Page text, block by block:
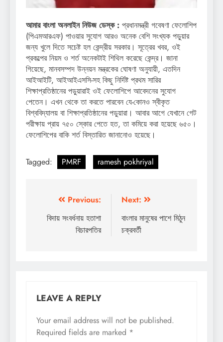
আমার বাংলা অনলাইন নিউজ ডেস্ক : প্রধানমন্ত্রী গবেষণা ফেলোশিপ
(পিএমআরএফ) পাওয়ার সুযোগ আরও অনেক বেশি সংখ্যক পড়ুয়ার
জন্য খুলে দিতে সচেষ্ট হল কেন্দ্রীয় সরকার। সূত্রের খবর, ওই
প্রকল্পের নিয়ম ও শর্ত অনেকটাই শিথিল করেছে কেন্দ্র। জানা
গিয়েছে, মানবসম্পদ উন্নয়ন মন্ত্রকের ঘোষণা অনুযায়ী, এতদিন
আইআইটি, আইআইএসসি-সহ কিছু নির্দিষ্ট প্রথম সারির
শিক্ষাপ্রতিষ্ঠানের পড়ুয়ারাই ওই ফেলোশিপে আবেদনের সুযোগ
পেতেন। এখন থেকে তা করতে পারবেন যে-কোনও স্বীকৃত
বিশ্ববিদ্যালয় বা শিক্ষাপ্রতিষ্ঠানের পড়ুয়ারা। আবার আগে যেখানে গেট
পরীক্ষায় প্রায় ৭৫০ স্কোর পেতে হত, তা কমিয়ে করা হয়েছে ৬৫০।
ফেলোশিপের বাকি শর্ত বিস্তারিত জানানোও হয়েছে।
Tagged: PMRF ramesh pokhriyal
navigation
Previous:
বিদায় সংবর্ধনায় হতাশা
বিচারপতির
Next:
বাংলার মানুষের পাশে মিঠুন
চক্রবর্তী
LEAVE A REPLY
Your email address will not be published.
Required fields are marked *